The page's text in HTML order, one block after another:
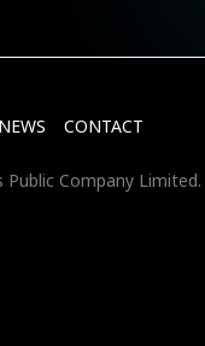
NEWS CONTACT
Company Limited.